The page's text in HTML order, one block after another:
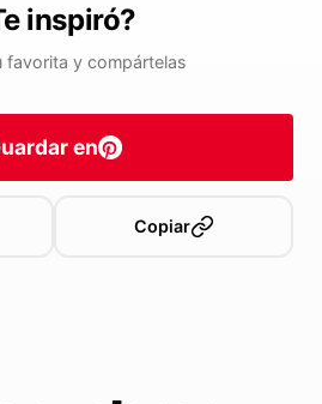
inspiró?
favorita y compártelas
en
Copiar